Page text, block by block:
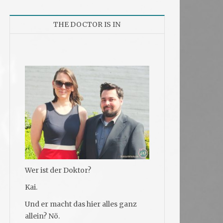
THE DOCTOR IS IN
Wer ist der Doktor?
Kai.
Und er macht das hier alles ganz
allein? Nö.